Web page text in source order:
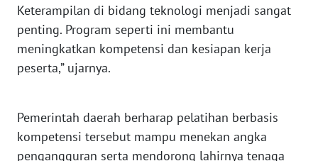
Keterampilan di bidang teknologi menjadi sangat
penting. Program seperti ini membantu
meningkatkan kompetensi dan kesiapan kerja
peserta,” ujarnya.
Pemerintah daerah berharap pelatihan berbasis
kompetensi tersebut mampu menekan angka
pengangguran serta mendorong lahirnya tenaga
JATIM
WN